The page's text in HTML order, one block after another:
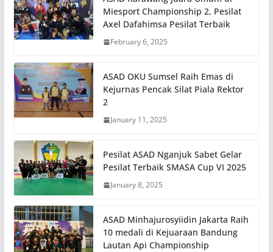
Miesport Championship 2, Pesilat
Axel Dafahimsa Pesilat Terbaik
February 6, 2025
ASAD OKU Sumsel Raih Emas di
Kejurnas Pencak Silat Piala Rektor
2
January 11, 2025
Pesilat ASAD Nganjuk Sabet Gelar
Pesilat Terbaik SMASA Cup VI 2025
January 8, 2025
ASAD Minhajurosyiidin Jakarta Raih
10 medali di Kejuaraan Bandung
Lautan Api Championship